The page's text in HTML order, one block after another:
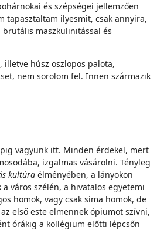
és szépségei jellemzően
tapasztaltam ilyesmit, csak annyira,
maszkulinitással és
illetve húsz oszlopos palota,
nem sorolom fel. Innen származik
vagyunk itt. Minden érdekel, mert
izgalmas vásárolni. Tényleg
kultúra élményében, a lányokon
város szélén, a hivatalos egyetemi
homok, vagy csak sima homok, de
első este elmennek ópiumot szívni,
órákig a kollégium előtti lépcsőn